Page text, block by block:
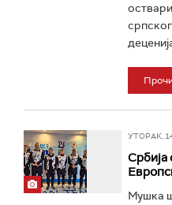
УТОРАК,
Србија
Мушка